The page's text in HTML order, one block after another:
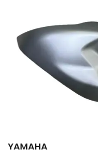
YAMAHA